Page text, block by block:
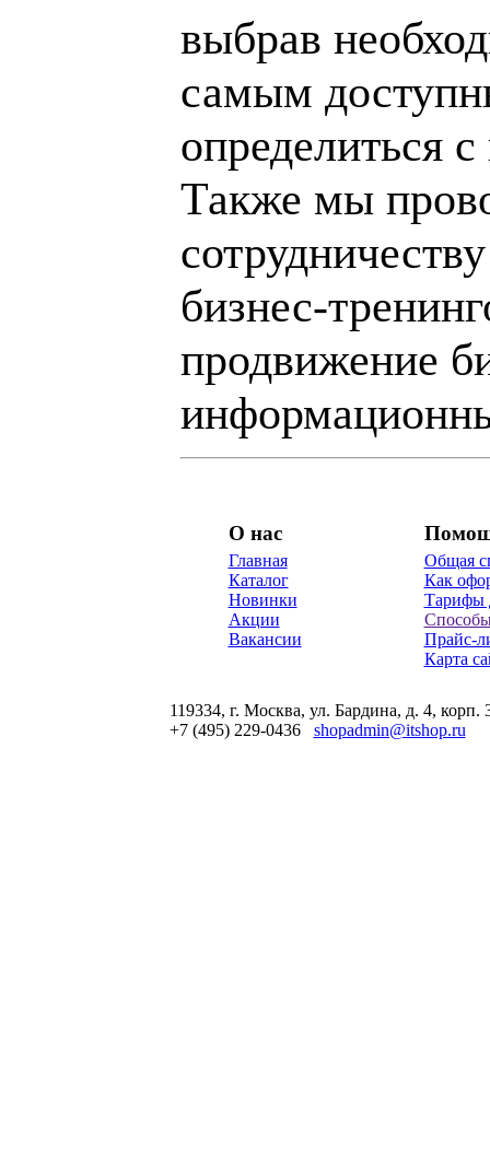
выбрав
самым
определиться
Также мы
бизнес-
продвижение
О нас
Главная
Каталог
Новинки
Акции
Вакансии
Общая
Как
Тарифы
Прайс-
Карта
119334, г. Москва, ул. Бардина, д. 4, корп.
+7 (495) 229-0436 shopadmin@itshop.ru